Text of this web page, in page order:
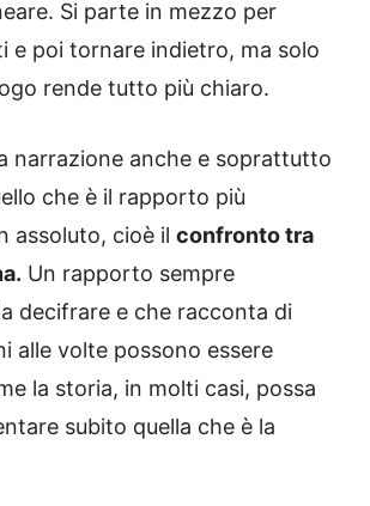
Si parte in mezzo per
e poi tornare indietro, ma solo
rende tutto più chiaro.
narrazione anche e soprattutto
che è il rapporto più
assoluto, cioè il confronto tra
Un rapporto sempre
decifrare e che racconta di
alle volte possono essere
la storia, in molti casi, possa
subito quella che è la